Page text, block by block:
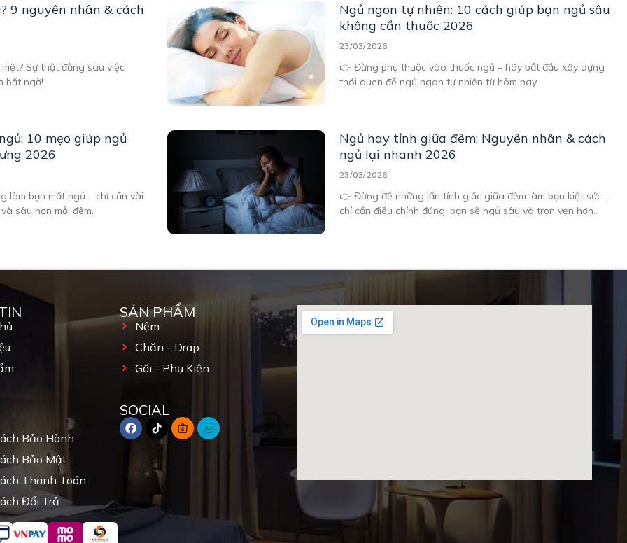
9 nguyên nhân & cách
Sự thật đằng sau việc
bất ngờ!
Ngủ ngon tự nhiên: 10 cách giúp bạn ngủ sâu
không cần thuốc 2026
23/03/2026
👉 Đừng phụ thuộc vào thuốc ngủ – hãy bắt đầu xây dựng
thói quen để ngủ ngon tự nhiên từ hôm nay.
10 mẹo giúp ngủ
2026
làm bạn mất ngủ – chỉ cần vài
sâu hơn mỗi đêm.
Ngủ hay tỉnh giữa đêm: Nguyên nhân & cách
ngủ lại nhanh 2026
23/03/2026
👉 Đừng để những lần tỉnh giấc giữa đêm làm bạn kiệt sức –
chỉ cần điều chỉnh đúng, bạn sẽ ngủ sâu và trọn vẹn hơn.
Bảo Hành
Bảo Mật
Thanh Toán
Đổi Trả
SẢN PHẨM
Nệm
Chăn - Drap
Gối - Phụ Kiện
SOCIAL